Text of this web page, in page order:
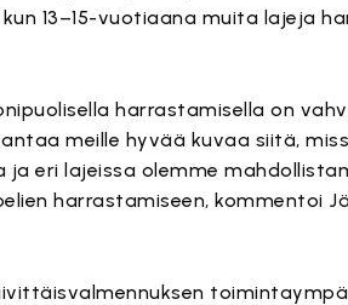
13–15-vuotiaana muita lajeja
harrastamisella on
meille hyvää kuvaa siitä,
eri lajeissa olemme
harrastamiseen, kommentoi